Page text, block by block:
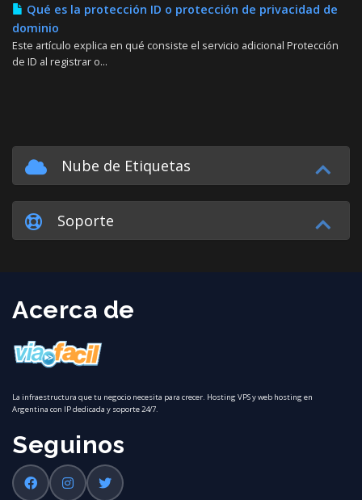
Qué es la protección ID o protección de privacidad de
dominio
Este artículo explica en qué consiste el servicio adicional Protección
de ID al registrar o...
Nube de Etiquetas
Soporte
Acerca de
La infraestructura que tu negocio necesita para crecer. Hosting VPS y web hosting en
Argentina con IP dedicada y soporte 24/7.
Seguinos